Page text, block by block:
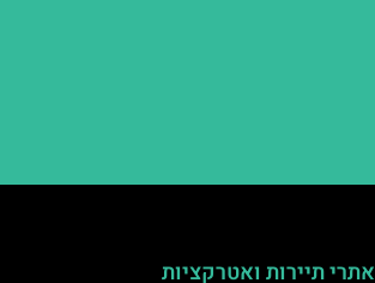
אתרי תיירות ואטרקציות